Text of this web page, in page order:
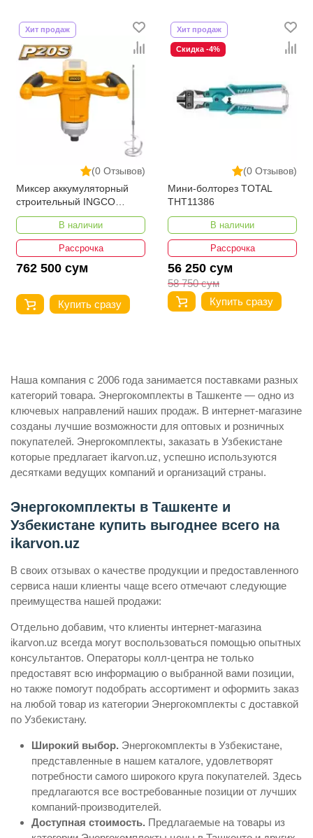
(0 Отзывов)
Хит продаж
Миксер аккумуляторный
строительный INGCO
MXLI2001
В наличии
Рассрочка
762 500 сум
Купить сразу
(0 Отзывов)
Хит продаж
Скидка -4%
Мини-болторез TOTAL
THT11386
В наличии
Рассрочка
56 250 сум
58 750 сум
Купить сразу
Наша компания с 2006 года занимается поставками разных
категорий товара. Энергокомплекты в Ташкенте — одно из
ключевых направлений наших продаж. В интернет-магазине
созданы лучшие возможности для оптовых и розничных
покупателей. Энергокомплекты, заказать в Узбекистане
которые предлагает ikarvon.uz, успешно используются
десятками ведущих компаний и организаций страны.
Энергокомплекты в Ташкенте и
Узбекистане купить выгоднее всего на
ikarvon.uz
В своих отзывах о качестве продукции и предоставленного
сервиса наши клиенты чаще всего отмечают следующие
преимущества нашей продажи:
Отдельно добавим, что клиенты интернет-магазина
ikarvon.uz всегда могут воспользоваться помощью опытных
консультантов. Операторы колл-центра не только
предоставят всю информацию о выбранной вами позиции,
но также помогут подобрать ассортимент и оформить заказ
на любой товар из категории Энергокомплекты с доставкой
по Узбекистану.
Широкий выбор. Энергокомплекты в Узбекистане,
представленные в нашем каталоге, удовлетворят
потребности самого широкого круга покупателей. Здесь
предлагаются все востребованные позиции от лучших
компаний-производителей.
Доступная стоимость. Предлагаемые на товары из